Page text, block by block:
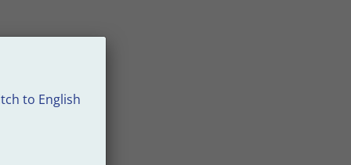
to English